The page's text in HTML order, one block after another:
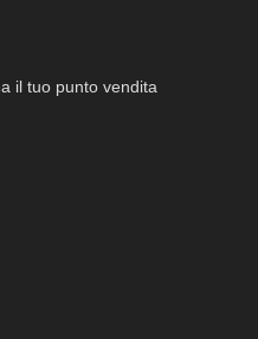
il tuo punto vendita